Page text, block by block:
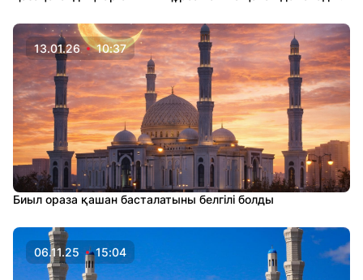
13.01.26 10:37
Биыл ораза қашан басталатыны белгілі болды
06.11.25 15:04